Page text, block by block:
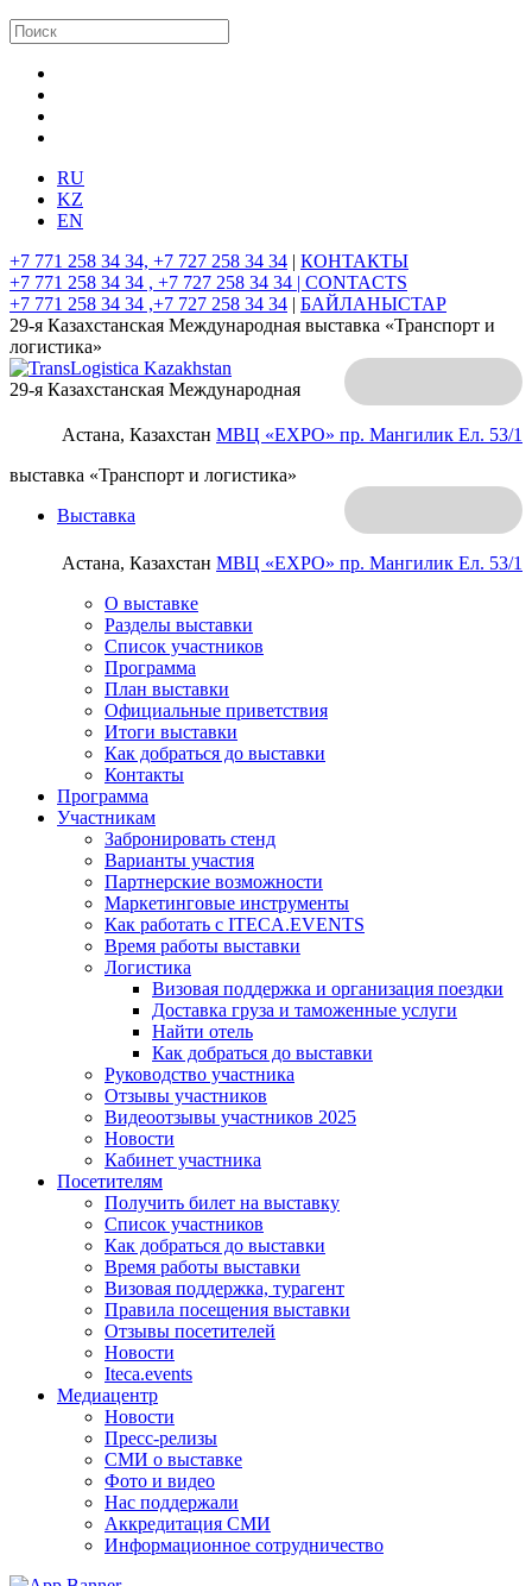
RU
KZ
EN
+7 771 258 34 34, +7 727 258 34 34 | КОНТАКТЫ
+7 771 258 34 34 , +7 727 258 34 34 | CONTACTS
+7 771 258 34 34 ,+7 727 258 34 34 | БАЙЛАНЫСТАР
29-я Казахстанская Международная выставка «Транспорт и
логистика»
Астана, Казахстан МВЦ «EXPO» пр. Мангилик Ел. 53/1
29-я Казахстанская Международная
выставка «Транспорт и логистика»
Астана, Казахстан МВЦ «EXPO» пр. Мангилик Ел. 53/1
Выставка
О выставке
Разделы выставки
Список участников
Программа
План выставки
Официальные приветствия
Итоги выставки
Как добраться до выставки
Контакты
Программа
Участникам
Забронировать стенд
Варианты участия
Партнерские возможности
Маркетинговые инструменты
Как работать с ITECA.EVENTS
Время работы выставки
Логистика
Визовая поддержка и организация поездки
Доставка груза и таможенные услуги
Найти отель
Как добраться до выставки
Руководство участника
Отзывы участников
Видеоотзывы участников 2025
Новости
Кабинет участника
Посетителям
Получить билет на выставку
Список участников
Как добраться до выставки
Время работы выставки
Визовая поддержка, турагент
Правила посещения выставки
Отзывы посетителей
Новости
Iteca.events
Медиацентр
Новости
Пресс-релизы
СМИ о выставке
Фото и видео
Нас поддержали
Аккредитация СМИ
Информационное сотрудничество